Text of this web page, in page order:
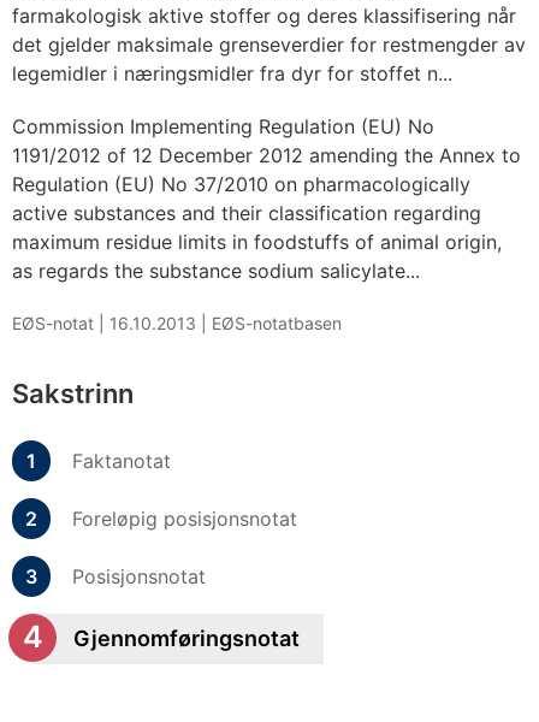
farmakologisk aktive stoffer og deres klassifisering når
det gjelder maksimale grenseverdier for restmengder av
legemidler i næringsmidler fra dyr for stoffet n...
Commission Implementing Regulation (EU) No
1191/2012 of 12 December 2012 amending the Annex to
Regulation (EU) No 37/2010 on pharmacologically
active substances and their classification regarding
maximum residue limits in foodstuffs of animal origin,
as regards the substance sodium salicylate...
EØS-notat | 16.10.2013 EØS-notatbasen
Sakstrinn
Faktanotat
Foreløpig posisjonsnotat
Posisjonsnotat
Gjennomføringsnotat